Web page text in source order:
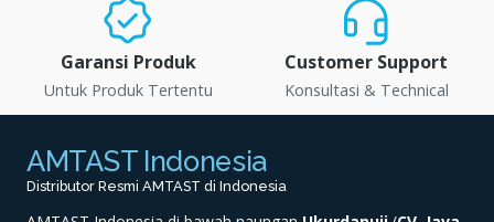
Garansi Produk
Untuk Produk Tertentu
Customer Support
Konsultasi & Technical
AMTAST Indonesia
Distributor Resmi AMTAST di Indonesia